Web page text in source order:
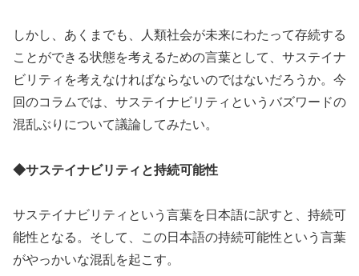
しかし、あくまでも、人類社会が未来にわたって存続する
ことができる状態を考えるための言葉として、サステイナ
ビリティを考えなければならないのではないだろうか。今
回のコラムでは、サステイナビリティというバズワードの
混乱ぶりについて議論してみたい。
◆サステイナビリティと持続可能性
サステイナビリティという言葉を日本語に訳すと、持続可
能性となる。そして、この日本語の持続可能性という言葉
がやっかいな混乱を起こす。